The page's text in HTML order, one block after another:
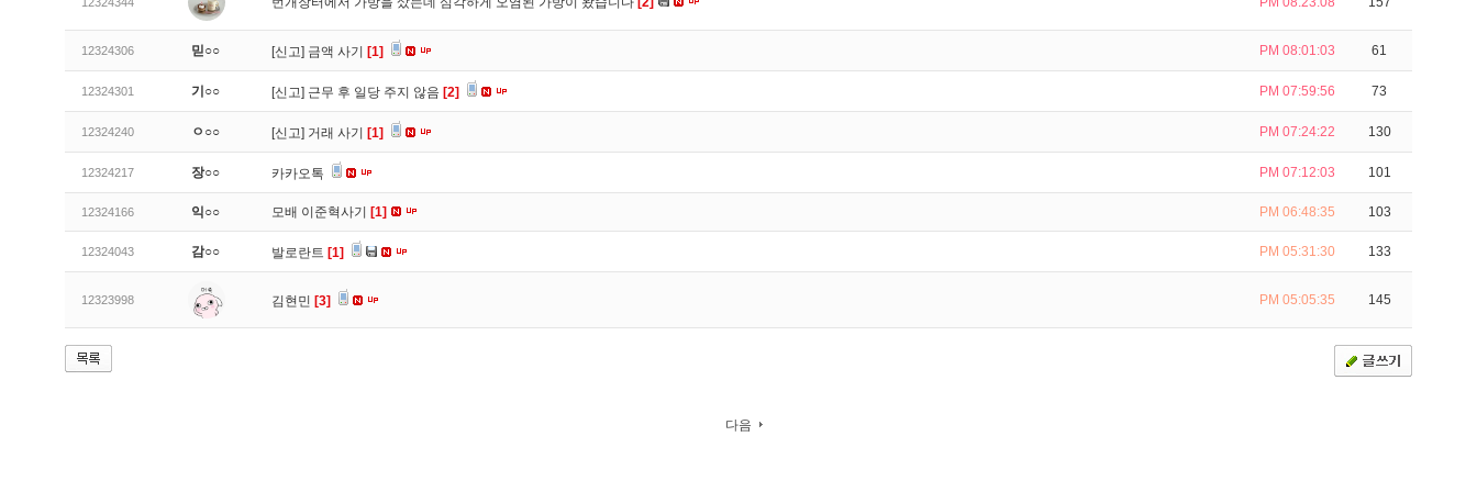
12324306 믿○○ [신고] 금액 사기 [1] PM 08:01:03 61
12324301 기○○ [신고] 근무 후 일당 주지 않음 [2] PM 07:59:56 73
12324240 ㅇ○○ [신고] 거래 사기 [1] PM 07:24:22 130
12324217 장○○ 카카오톡 PM 07:12:03 101
12324166 익○○ 모배 이준혁사기 [1] PM 06:48:35 103
12324043 감○○ 발로란트 [1] PM 05:31:30 133
12323998 김현민 [3] PM 05:05:35 145
다음